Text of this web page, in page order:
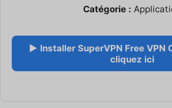
Catégorie :
▶ Installer SuperVPN Free VPN
cliquez ici